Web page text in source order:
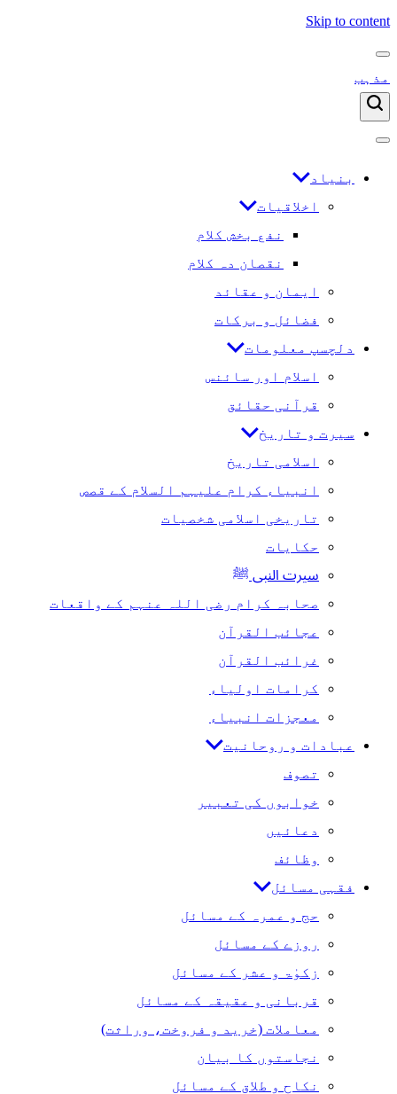
Skip to content
مذہب
بنیاد
اخلاقیات
نفع بخش کلام
نقصان دہ کلام
ایمان و عقائد
فضائل و برکات
دلچسپ معلومات
اسلام اور سائنس
قرآنی حقائق
سیرت و تاریخ
اسلامی تاریخ
انبیاء کرام علیہم السلام کے قصص
تاریخی اسلامی شخصیات
حکایات
سیرت النبی ﷺ
صحابہ کرام رضی اللہ عنہم کے واقعات
عجائب القرآن
غرائب القرآن
کرامات اولیاء
معجزات انبیاء
عبادات و روحانیت
تصوف
خوابوں کی تعبیر
دعائیں
وظائف
فقہی مسائل
حج و عمرہ کے مسائل
روزے کے مسائل
زکوٰۃ و عشر کے مسائل
قربانی و عقیقہ کے مسائل
معاملات (خرید و فروخت، وراثت)
نجاستوں کا بیان
نکاح و طلاق کے مسائل